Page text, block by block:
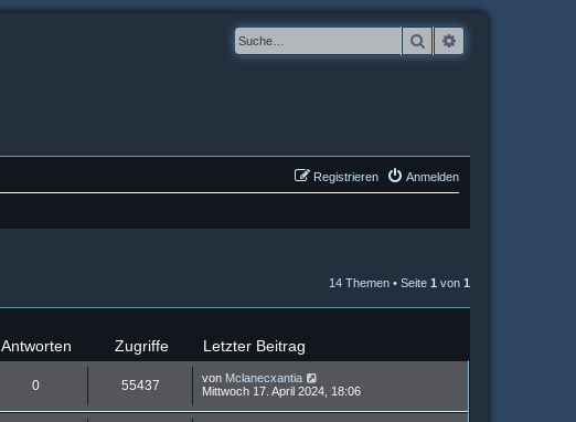
Suche
Anmelden
Registrieren
14 Themen • Seite 1 von 1
Antworten Zugriffe Letzter Beitrag
0 55437 von Mclanecxantia
Mittwoch 17. April 2024, 18:06